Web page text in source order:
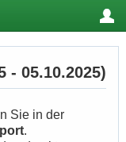
- 05.10.2025)
Sie in der
.